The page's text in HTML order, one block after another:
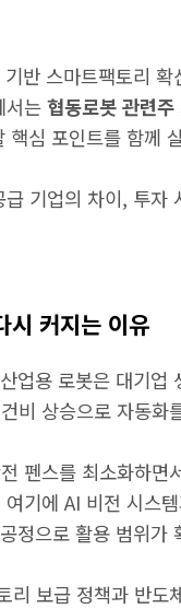
반 스마트팩토리
서는 협동로봇 관련주
핵심 포인트를 함께
기업의 차이, 투자
시 커지는 이유
업용 로봇은 대기업
비 상승으로 자동
펜스를 최소화하
기에 AI 비전 시스
정으로 활용 범위가
리 보급 정책과 반